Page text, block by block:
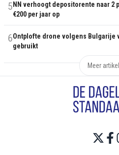
5 NN verhoogt depositorente naar 2
€200 per jaar op
6Ontplofte drone volgens Bulgarije
gebruikt
Meer